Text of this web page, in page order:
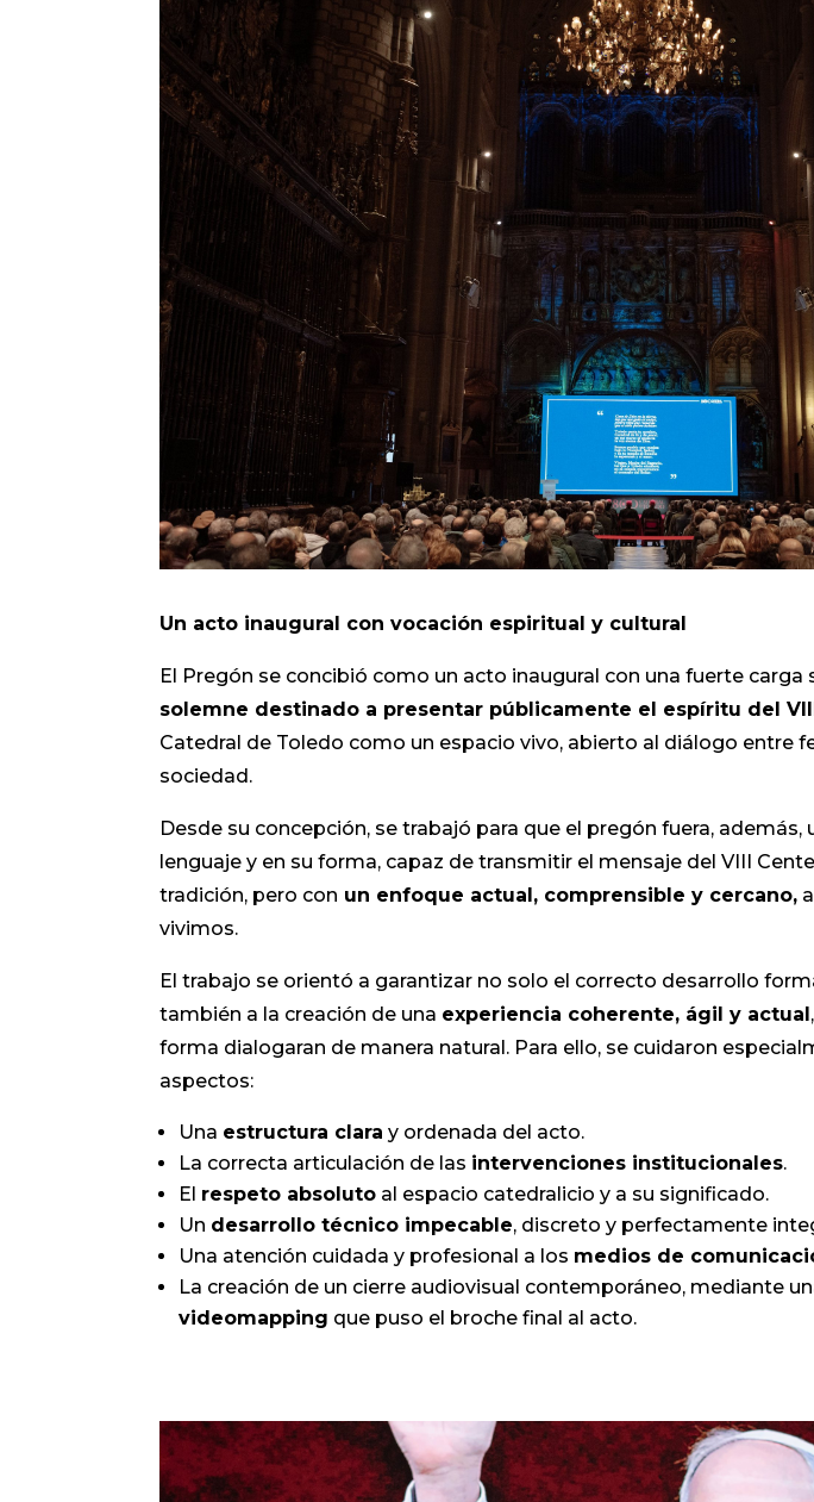
Un acto inaugural con vocación espiritual y cultural
El Pregón se concibió como un acto inaugural con una fuerte carga
solemne destinado a presentar públicamente el espíritu del
Catedral de Toledo como un espacio vivo, abierto al diálogo entre
sociedad.
Desde su concepción, se trabajó para que el pregón fuera,
lenguaje y en su forma, capaz de transmitir el mensaje del VIII
tradición, pero con un enfoque actual, comprensible y cercano,
vivimos.
El trabajo se orientó a garantizar no solo el correcto desarrollo
también a la creación de una experiencia coherente, ágil y actual
forma dialogaran de manera natural. Para ello, se cuidaron
aspectos:
Una estructura clara y ordenada del acto.
La correcta articulación de las intervenciones institucionales.
El respeto absoluto al espacio catedralicio y a su significado.
Un desarrollo técnico impecable, discreto y perfectamente
Una atención cuidada y profesional a los medios de
La creación de un cierre audiovisual contemporáneo, mediante
videomapping que puso el broche final al acto.